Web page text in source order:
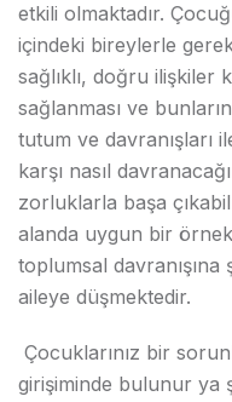
etkili olmaktadır.
içindeki bireylerle
sağlıklı, doğru ilişkiler
sağlanması ve
tutum ve davranışları
karşı nasıl
zorluklarla başa
alanda uygun bir
toplumsal
aileye düşmektedir.
Çocuklarınız bir
girişiminde bulunur ya